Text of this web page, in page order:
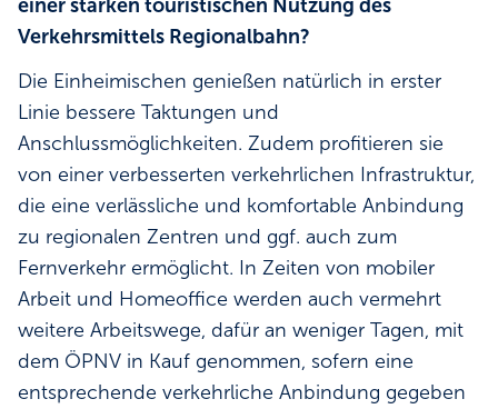
einer starken touristischen Nutzung des
Verkehrsmittels Regionalbahn?
Die Einheimischen genießen natürlich in erster
Linie bessere Taktungen und
Anschlussmöglichkeiten. Zudem profitieren sie
von einer verbesserten verkehrlichen Infrastruktur,
die eine verlässliche und komfortable Anbindung
zu regionalen Zentren und ggf. auch zum
Fernverkehr ermöglicht. In Zeiten von mobiler
Arbeit und Homeoffice werden auch vermehrt
weitere Arbeitswege, dafür an weniger Tagen, mit
dem ÖPNV in Kauf genommen, sofern eine
entsprechende verkehrliche Anbindung gegeben